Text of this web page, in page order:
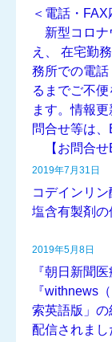
＜電話・
新型コロナ
え、 在宅勤
務所での電
るまでご不
ます。情報
問合せ等は、
【お問合せ
2019年7月31日
コデインリ
塩含有製剤
2019年5月8日
『朝日新聞
『withnews
索英語版」
配信されまし